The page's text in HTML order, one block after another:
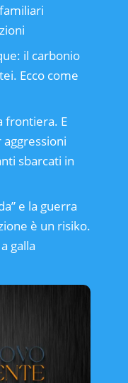
il carbonio
Ecco come
frontiera. E
sbarcati in
e la guerra
è un risiko.
galla